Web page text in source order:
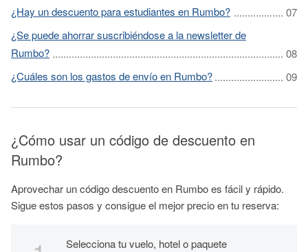
¿Hay un descuento para estudiantes en Rumbo?
¿Se puede ahorrar suscribiéndose a la newsletter de
Rumbo?
¿Cuáles son los gastos de envío en Rumbo?
¿Cómo usar un código de descuento en
Rumbo?
Aprovechar un código descuento en Rumbo es fácil y rápido.
Sigue estos pasos y consigue el mejor precio en tu reserva:
Selecciona tu vuelo, hotel o paquete